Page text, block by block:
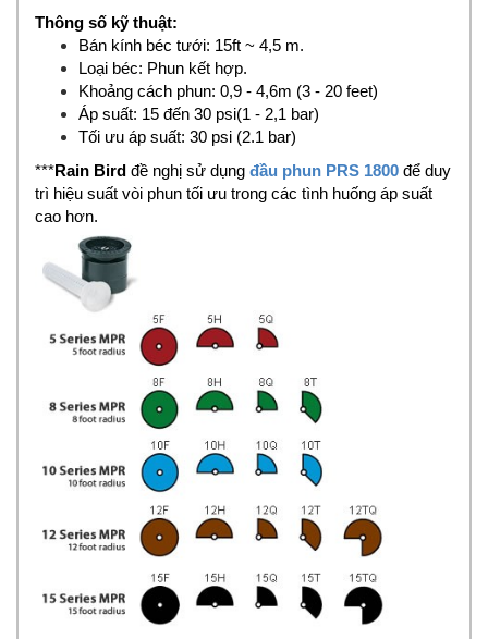
Thông số kỹ thuật:
Bán kính béc tưới: 15ft ~ 4,5 m.
Loại béc: Phun kết hợp.
Khoảng cách phun: 0,9 - 4,6m (3 - 20 feet)
Áp suất: 15 đến 30 psi(1 - 2,1 bar)
Tối ưu áp suất: 30 psi (2.1 bar)
***Rain Bird đề nghị sử dụng đầu phun PRS 1800 để duy
trì hiệu suất vòi phun tối ưu trong các tình huống áp suất
cao hơn.